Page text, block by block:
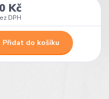
Kč
DPH
Přidat do košíku